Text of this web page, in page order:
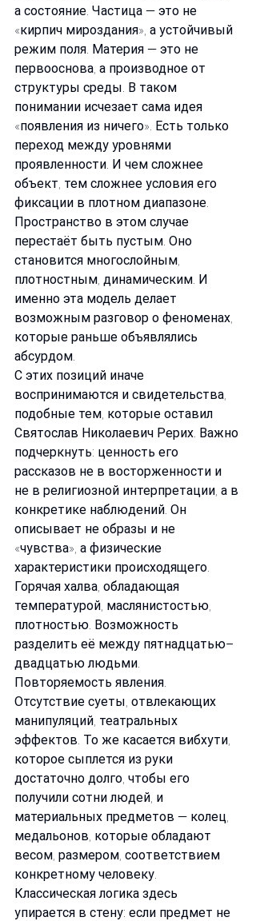
а состояние. Частица — это не
«кирпич мироздания», а устойчивый
режим поля. Материя — это не
первооснова, а производное от
структуры среды. В таком
понимании исчезает сама идея
«появления из ничего». Есть только
переход между уровнями
проявленности. И чем сложнее
объект, тем сложнее условия его
фиксации в плотном диапазоне.
Пространство в этом случае
перестаёт быть пустым. Оно
становится многослойным,
плотностным, динамическим. И
именно эта модель делает
возможным разговор о феноменах,
которые раньше объявлялись
абсурдом.
С этих позиций иначе
воспринимаются и свидетельства,
подобные тем, которые оставил
Святослав Николаевич Рерих. Важно
подчеркнуть: ценность его
рассказов не в восторженности и
не в религиозной интерпретации, а в
конкретике наблюдений. Он
описывает не образы и не
«чувства», а физические
характеристики происходящего.
Горячая халва, обладающая
температурой, маслянистостью,
плотностью. Возможность
разделить её между пятнадцатью–
двадцатью людьми.
Повторяемость явления.
Отсутствие суеты, отвлекающих
манипуляций, театральных
эффектов. То же касается вибхути,
которое сыплется из руки
достаточно долго, чтобы его
получили сотни людей, и
материальных предметов — колец,
медальонов, которые обладают
весом, размером, соответствием
конкретному человеку.
Классическая логика здесь
упирается в стену: если предмет не